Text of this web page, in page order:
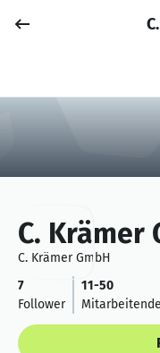
C. Krämer
C. Krämer GmbH
7
Follower
11-50
Mitarbeitende